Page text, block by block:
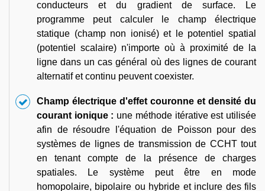
conducteurs et du gradient de surface. Le
programme peut calculer le champ électrique
statique (champ non ionisé) et le potentiel spatial
(potentiel scalaire) n'importe où à proximité de la
ligne dans un cas général où des lignes de courant
alternatif et continu peuvent coexister.
Champ électrique d'effet couronne et densité du
courant ionique : une méthode itérative est utilisée
afin de résoudre l'équation de Poisson pour des
systèmes de lignes de transmission de CCHT tout
en tenant compte de la présence de charges
spatiales. Le système peut être en mode
homopolaire, bipolaire ou hybride et inclure des fils